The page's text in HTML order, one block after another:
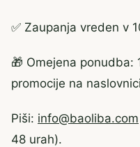
✅ Zaupanja vreden v
🎁 Omejena ponudba:
promocije na
Piši: info@baoliba.com
48 urah).